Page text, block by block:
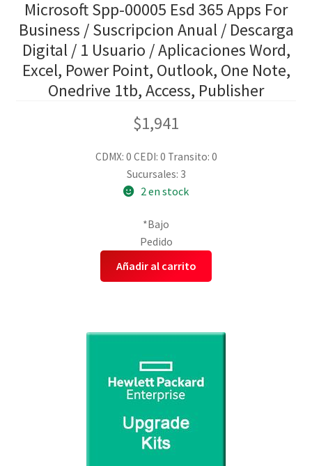
Microsoft Spp-00005 Esd 365 Apps For
Business / Suscripcion Anual / Descarga
Digital / 1 Usuario / Aplicaciones Word,
Excel, Power Point, Outlook, One Note,
Onedrive 1tb, Access, Publisher
$1,941
CDMX: 0 CEDI: 0 Transito: 0
Sucursales: 3
2 en stock
*Bajo
Pedido
Añadir al carrito